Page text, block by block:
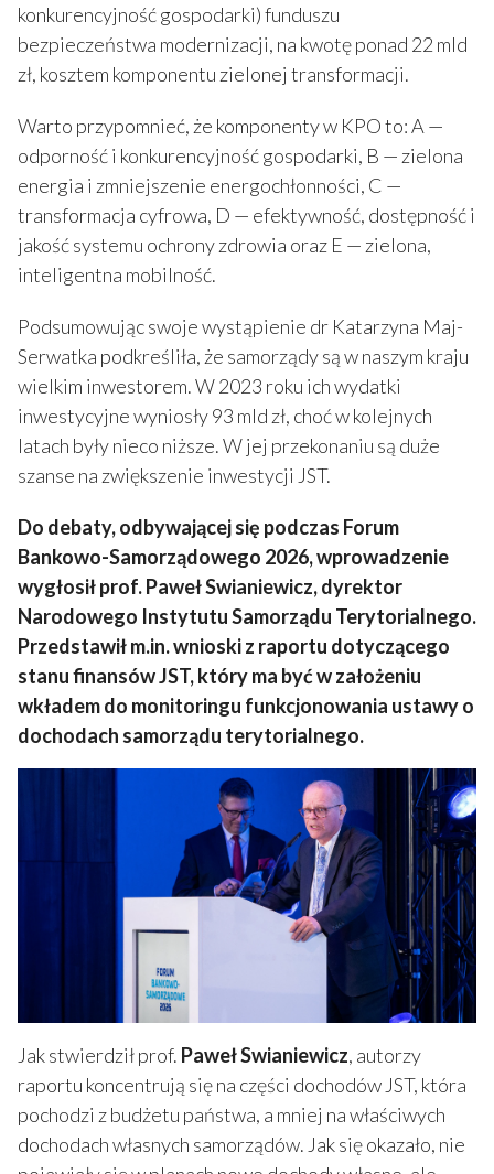
konkurencyjność gospodarki) funduszu
bezpieczeństwa modernizacji, na kwotę ponad 22 mld
zł, kosztem komponentu zielonej transformacji.
Warto przypomnieć, że komponenty w KPO to: A —
odporność i konkurencyjność gospodarki, B — zielona
energia i zmniejszenie energochłonności, C —
transformacja cyfrowa, D — efektywność, dostępność i
jakość systemu ochrony zdrowia oraz E — zielona,
inteligentna mobilność.
Podsumowując swoje wystąpienie dr Katarzyna Maj-
Serwatka podkreśliła, że samorządy są w naszym kraju
wielkim inwestorem. W 2023 roku ich wydatki
inwestycyjne wyniosły 93 mld zł, choć w kolejnych
latach były nieco niższe. W jej przekonaniu są duże
szanse na zwiększenie inwestycji JST.
Do debaty, odbywającej się podczas Forum
Bankowo-Samorządowego 2026, wprowadzenie
wygłosił prof. Paweł Swianiewicz, dyrektor
Narodowego Instytutu Samorządu Terytorialnego.
Przedstawił m.in. wnioski z raportu dotyczącego
stanu finansów JST, który ma być w założeniu
wkładem do monitoringu funkcjonowania ustawy o
dochodach samorządu terytorialnego.
Jak stwierdził prof. Paweł Swianiewicz, autorzy
raportu koncentrują się na części dochodów JST, która
pochodzi z budżetu państwa, a mniej na właściwych
dochodach własnych samorządów. Jak się okazało, nie